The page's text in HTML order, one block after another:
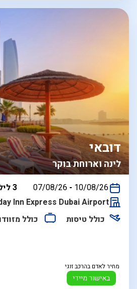
לינה וארוחת בוקר
דובאי
בין
07/08/26 - 10/08/26
3 לילות
Inn Express Dubai Airport
כולל טיסות
כולל
באישור מיידי
מחיר לאדם בהרכב זוגי